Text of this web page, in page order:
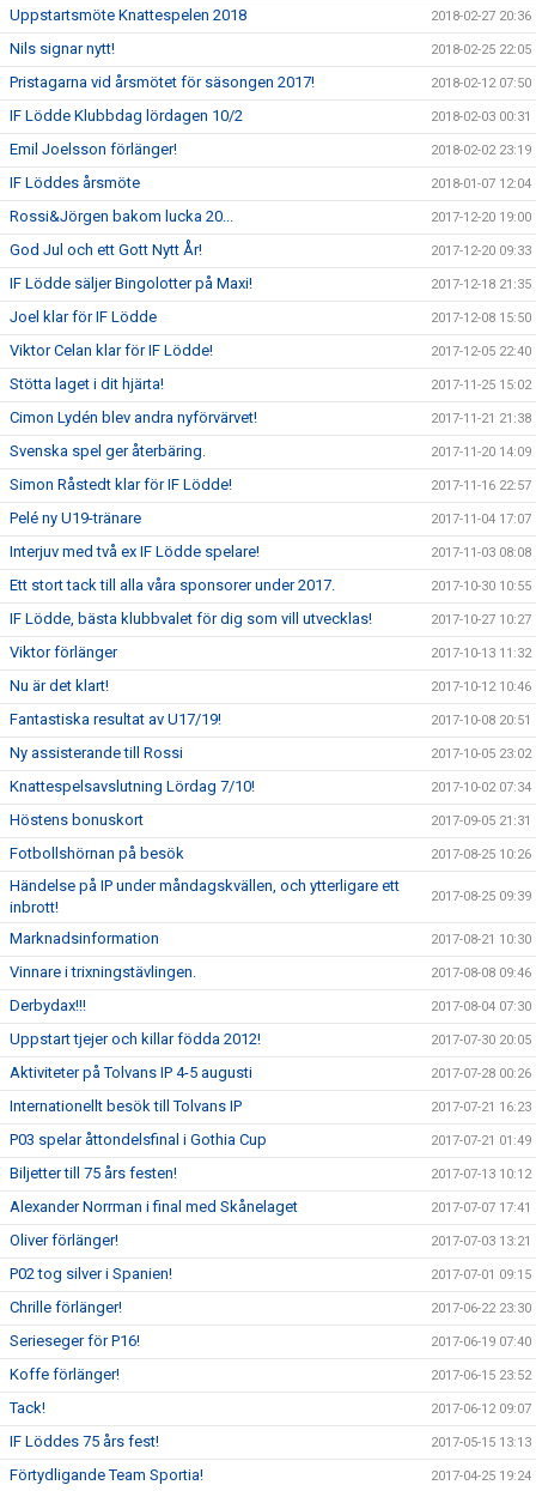
Uppstartsmöte Knattespelen 2018 2018-02-27 20:36
Nils signar nytt! 2018-02-25 22:05
Pristagarna vid årsmötet för säsongen 2017! 2018-02-12 07:50
IF Lödde Klubbdag lördagen 10/2 2018-02-03 00:31
Emil Joelsson förlänger! 2018-02-02 23:19
IF Löddes årsmöte 2018-01-07 12:04
Rossi&Jörgen bakom lucka 20... 2017-12-20 19:00
God Jul och ett Gott Nytt År! 2017-12-20 09:33
IF Lödde säljer Bingolotter på Maxi! 2017-12-18 21:35
Joel klar för IF Lödde 2017-12-08 15:50
Viktor Celan klar för IF Lödde! 2017-12-05 22:40
Stötta laget i dit hjärta! 2017-11-25 15:02
Cimon Lydén blev andra nyförvärvet! 2017-11-21 21:38
Svenska spel ger återbäring. 2017-11-20 14:09
Simon Råstedt klar för IF Lödde! 2017-11-16 22:57
Pelé ny U19-tränare 2017-11-04 17:07
Interjuv med två ex IF Lödde spelare! 2017-11-03 08:08
Ett stort tack till alla våra sponsorer under 2017. 2017-10-30 10:55
IF Lödde, bästa klubbvalet för dig som vill utvecklas! 2017-10-27 10:27
Viktor förlänger 2017-10-13 11:32
Nu är det klart! 2017-10-12 10:46
Fantastiska resultat av U17/19! 2017-10-08 20:51
Ny assisterande till Rossi 2017-10-05 23:02
Knattespelsavslutning Lördag 7/10! 2017-10-02 07:34
Höstens bonuskort 2017-09-05 21:31
Fotbollshörnan på besök 2017-08-25 10:26
Händelse på IP under måndagskvällen, och ytterligare ett
inbrott!
2017-08-25 09:39
Marknadsinformation 2017-08-21 10:30
Vinnare i trixningstävlingen. 2017-08-08 09:46
Derbydax!!! 2017-08-04 07:30
Uppstart tjejer och killar födda 2012! 2017-07-30 20:05
Aktiviteter på Tolvans IP 4-5 augusti 2017-07-28 00:26
Internationellt besök till Tolvans IP 2017-07-21 16:23
P03 spelar åttondelsfinal i Gothia Cup 2017-07-21 01:49
Biljetter till 75 års festen! 2017-07-13 10:12
Alexander Norrman i final med Skånelaget 2017-07-07 17:41
Oliver förlänger! 2017-07-03 13:21
P02 tog silver i Spanien! 2017-07-01 09:15
Chrille förlänger! 2017-06-22 23:30
Serieseger för P16! 2017-06-19 07:40
Koffe förlänger! 2017-06-15 23:52
Tack! 2017-06-12 09:07
IF Löddes 75 års fest! 2017-05-15 13:13
Förtydligande Team Sportia! 2017-04-25 19:24